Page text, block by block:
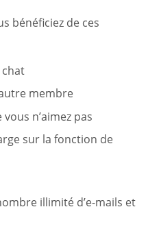
bénéficiez de ces
membre
n’aimez pas
sur la fonction de
illimité d’e-mails et